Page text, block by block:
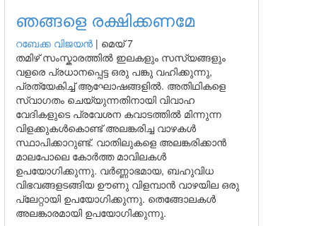
ഞങ്ങളെ രക്ഷിക്കണമേ
റബേക്ക വിജയൻ | മെയ് 7
തമിഴ് സംസ്കാരത്തിൽ ഇലകളും സസ്യങ്ങളും
വളരെ പ്രധാനപ്പെട്ട ഒരു പങ്കു വഹിക്കുന്നു,
പ്രത്യേകിച്ച് ആഘോഷങ്ങളിൽ. അതിഥികളെ
സ്വാഗതം ചെയ്യുന്നതിനായി വിവാഹ
വേദികളുടെ പ്രവേശന കവാടത്തിൽ മിന്നുന്ന
വിളക്കുകൾകൊണ്ട് അലങ്കരിച്ച വാഴകൾ
സ്ഥാപിക്കാറുണ്ട്. വാതിലുകളെ അലങ്കരിക്കാൻ
മാലപോലെ കോർത്ത മാവിലകൾ
ഉപയോഗിക്കുന്നു. വർണ്ണാഭമായ, ബഹുവിധ
വിഭവങ്ങളടങ്ങിയ ഊണു വിളമ്പാൻ വാഴയില ഒരു
പ്ലേറ്റായി ഉപയോഗിക്കുന്നു. തെങ്ങോലകൾ
അലങ്കാരമായി ഉപയോഗിക്കുന്നു.